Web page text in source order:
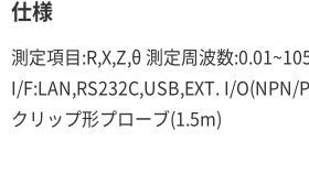
仕様
測定項目:R,X,Z,θ 測定周波数
I/F:LAN,RS232C,USB,EXT. I/
クリップ形プローブ(1.5m)